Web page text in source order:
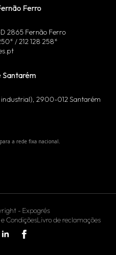
Ferro
2865 Fernão Ferro
/ 212 128 258*
Santarém
industrial), 2900-012 Santarém
a rede fixa nacional.
- Expogrés
CondiçõesLivro de reclamações